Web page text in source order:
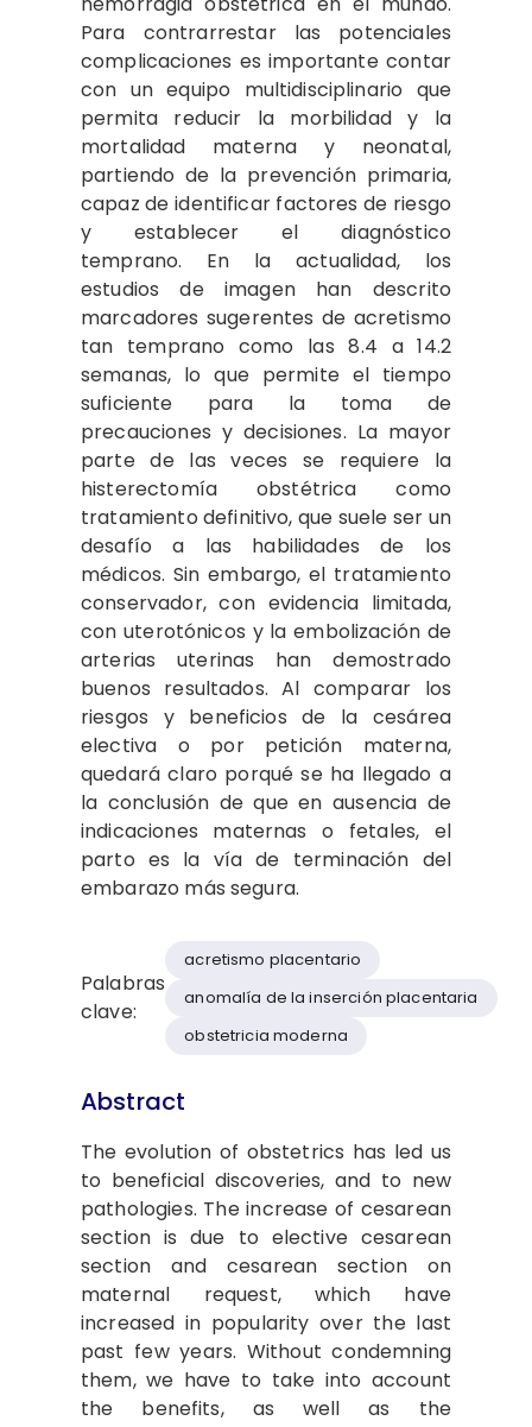
Para contrarrestar las potenciales
complicaciones es importante contar
con un equipo multidisciplinario que
permita reducir la morbilidad y la
mortalidad materna y neonatal,
partiendo de la prevención primaria,
capaz de identificar factores de riesgo
y establecer el diagnóstico
temprano. En la actualidad, los
estudios de imagen han descrito
marcadores sugerentes de acretismo
tan temprano como las 8.4 a 14.2
semanas, lo que permite el tiempo
suficiente para la toma de
precauciones y decisiones. La mayor
parte de las veces se requiere la
histerectomía obstétrica como
tratamiento definitivo, que suele ser un
desafío a las habilidades de los
médicos. Sin embargo, el tratamiento
conservador, con evidencia limitada,
con uterotónicos y la embolización de
arterias uterinas han demostrado
buenos resultados. Al comparar los
riesgos y beneficios de la cesárea
electiva o por petición materna,
quedará claro porqué se ha llegado a
la conclusión de que en ausencia de
indicaciones maternas o fetales, el
parto es la vía de terminación del
embarazo más segura.
Palabras
clave:
acretismo placentario
anomalía de la inserción placentaria
obstetricia moderna
Abstract
The evolution of obstetrics has led us
to beneficial discoveries, and to new
pathologies. The increase of cesarean
section is due to elective cesarean
section and cesarean section on
maternal request, which have
increased in popularity over the last
past few years. Without condemning
them, we have to take into account
the benefits, as well as the